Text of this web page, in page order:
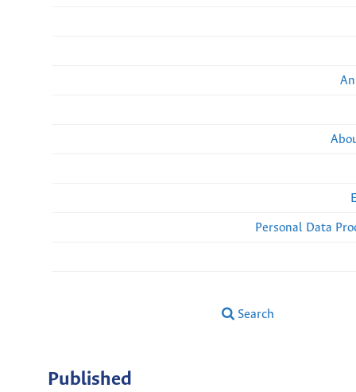
Personal Data
Search
Published